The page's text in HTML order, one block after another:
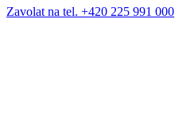
Zavolat na tel. +420 225 991 000